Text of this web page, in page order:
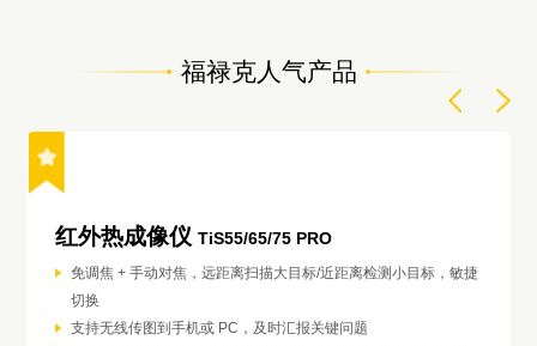
福禄克人气产品
红外热成像仪 TiS55/65/75 PRO
免调焦 + 手动对焦，远距离扫描大目标/近距离检测小目标，敏捷
切换
支持无线传图到手机或 PC，及时汇报关键问题